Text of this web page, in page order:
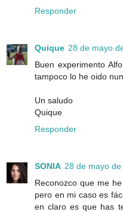
Responder
Quique 28 de mayo
Buen experimento
tampoco lo he oido
Un saludo
Quique
Responder
SONIA 28 de mayo
Reconozco que me
pero en mi caso es
en claro es que has